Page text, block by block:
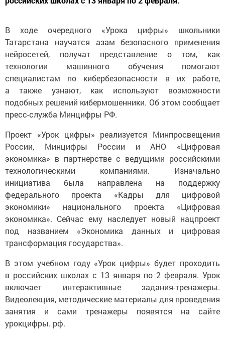
В ходе очередного «Урока цифры» школьники
Татарстана научатся азам безопасного применения
нейросетей, получат представление о том, как
технологии машинного обучения помогают
специалистам по кибербезопасности в их работе,
а также узнают, как используют возможности
подобных решений кибермошенники. Об этом сообщает
пресс-служба Минцифры РФ.
Проект «Урок цифры» реализуется Минпросвещения
России, Минцифры России и АНО «Цифровая
экономика» в партнерстве с ведущими российскими
технологическими компаниями. Изначально
инициатива была направлена на поддержку
федерального проекта «Кадры для цифровой
экономики» национального проекта «Цифровая
экономика». Сейчас ему наследует новый нацпроект
под названием «Экономика данных и цифровая
трансформация государства».
В этом учебном году «Урок цифры» будет проходить
в российских школах с 13 января по 2 февраля. Урок
включает интерактивные задания-тренажеры.
Видеолекция, методические материалы для проведения
занятия и сами тренажеры появятся на сайте
урокцифры. рф.